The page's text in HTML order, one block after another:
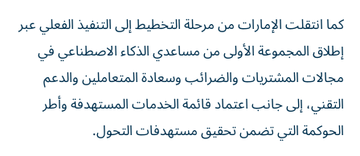
كما انتقلت الإمارات من مرحلة التخطيط إلى التنفيذ الفعلي عبر
إطلاق المجموعة الأولى من مساعدي الذكاء الاصطناعي في
مجالات المشتريات والضرائب وسعادة المتعاملين والدعم
التقني، إلى جانب اعتماد قائمة الخدمات المستهدفة وأطر
الحوكمة التي تضمن تحقيق مستهدفات التحول.